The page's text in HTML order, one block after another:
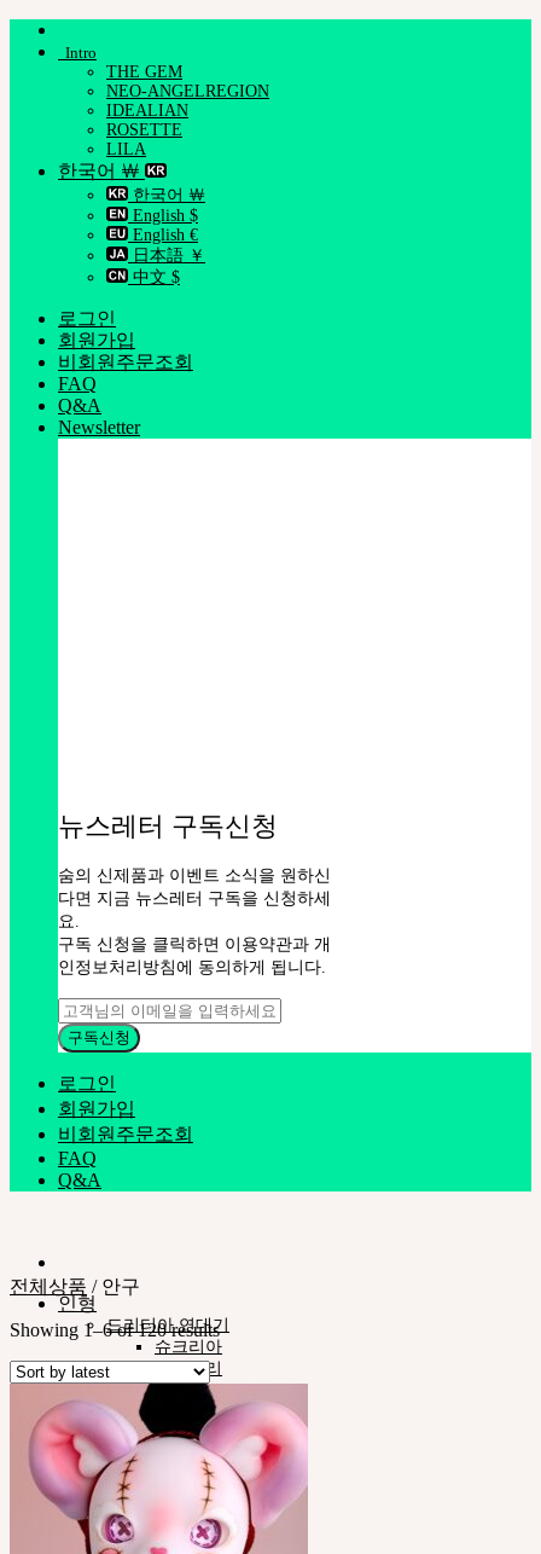
Skip
Intro
THE GEM
NEO-ANGELREGION
IDEALIAN
ROSETTE
LILA
한국어 ￦
한국어 ￦
English $
English €
日本語 ￥
中文 $
로그인
회원가입
비회원주문조회
FAQ
Q&A
Newsletter
뉴스레터 구독신청
숨의 신제품과 이벤트 소식을 원하신
다면 지금 뉴스레터 구독을 신청하세
요.
구독 신청을 클릭하면 이용약관과 개
인정보처리방침에 동의하게 됩니다.
로그인
회원가입
비회원주문조회
FAQ
Q&A
인형
드리티아 연대기
슈크리아
플루모리
인형타입
네오르 13
스타일
안구
의상
도구
스탠드ㆍ가방
메이크업용품
전체상품 /안구
Showing 1–6 of 120 results